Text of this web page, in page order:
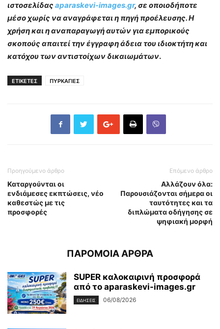
ιστοσελίδας aparaskevi-images.gr, σε οποιοδήποτε
μέσο χωρίς να αναγράφεται η πηγή προέλευσης. Η
χρήση και η αναπαραγωγή αυτών για εμπορικούς
σκοπούς απαιτεί την έγγραφη άδεια του ιδιοκτήτη και
κατόχου των αντιστοίχων δικαιωμάτων.
ΕΤΙΚΕΤΕΣ ΠΥΡΚΑΓΙΕΣ
Προηγούμενο άρθρο
Καταργούνται οι
ενδιάμεσες εκπτώσεις, νέο
καθεστώς με τις
προσφορές
Επόμενο άρθρο
Αλλάζουν όλα:
Παρουσιάζονται σήμερα οι
ταυτότητες και τα
διπλώματα οδήγησης σε
ψηφιακή μορφή
ΠΑΡΟΜΟΙΑ ΑΡΘΡΑ
SUPER καλοκαιρινή προσφορά
από το aparaskevi-images.gr
ΕΙΔΗΣΕΙΣ 06/08/2026